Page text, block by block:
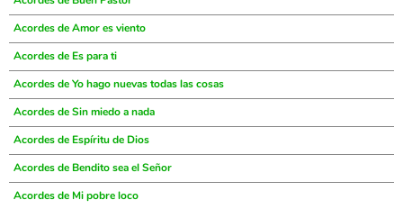
Acordes de Amor es viento
Acordes de Es para ti
Acordes de Yo hago nuevas todas las cosas
Acordes de Sin miedo a nada
Acordes de Espíritu de Dios
Acordes de Bendito sea el Señor
Acordes de Mi pobre loco